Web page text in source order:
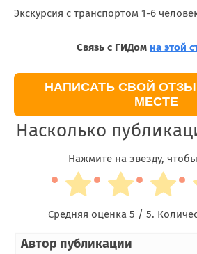
Экскурсия с транспортом 1-6
Связь с ГИДом на этой
НАПИСАТЬ СВОЙ
МЕСТЕ
Насколько
Нажмите на звезду,
Средняя оценка 5 / 5.
Автор публикации